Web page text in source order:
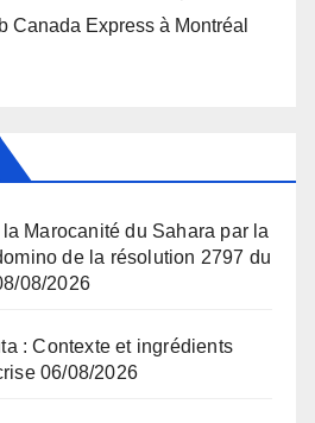
Canada Express à Montréal
Marocanité du Sahara par la
de la résolution 2797 du
08/2026
: Contexte et ingrédients
06/08/2026